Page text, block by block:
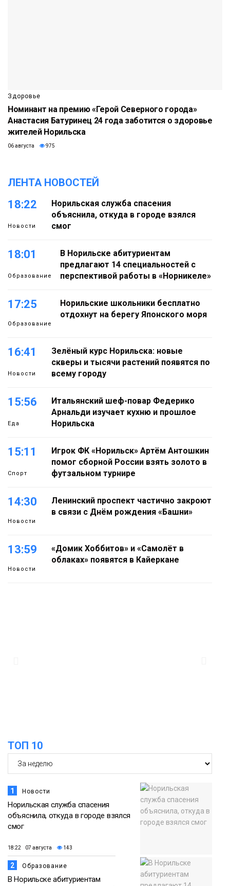
Здоровье
Номинант на премию «Герой Северного города»
Анастасия Батуринец 24 года заботится о здоровье
жителей Норильска
06 августа 975
ЛЕНТА НОВОСТЕЙ
18:22
Новости
Норильская служба спасения
объяснила, откуда в городе взялся
смог
18:01
Образование
В Норильске абитуриентам
предлагают 14 специальностей с
перспективой работы в «Норникеле»
17:25
Образование
Норильские школьники бесплатно
отдохнут на берегу Японского моря
16:41
Новости
Зелёный курс Норильска: новые
скверы и тысячи растений появятся по
всему городу
15:56
Еда
Итальянский шеф-повар Федерико
Арнальди изучает кухню и прошлое
Норильска
15:11
Спорт
Игрок ФК «Норильск» Артём Антошкин
помог сборной России взять золото в
футзальном турнире
14:30
Новости
Ленинский проспект частично закроют
в связи с Днём рождения «Башни»
13:59
Новости
«Домик Хоббитов» и «Самолёт в
облаках» появятся в Кайеркане
ТОП 10
1 Новости
Норильская служба спасения
объяснила, откуда в городе взялся
смог
18:22 07 августа 143
2 Образование
В Норильске абитуриентам